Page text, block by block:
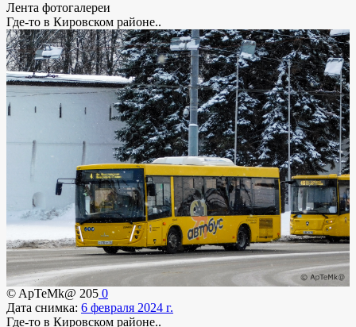
Лента фотогалереи
Где-то в Кировском районе..
© ApTeMk@ 205 0
Дата снимка: 6 февраля 2024 г.
Где-то в Кировском районе..